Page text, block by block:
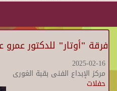
فرقة "أوتار" للدكتور عمرو
2025-02-16
مركز الإبداع الفنى بقبة الغورى
حفلات